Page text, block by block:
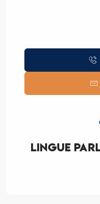
Lingue
Lingue